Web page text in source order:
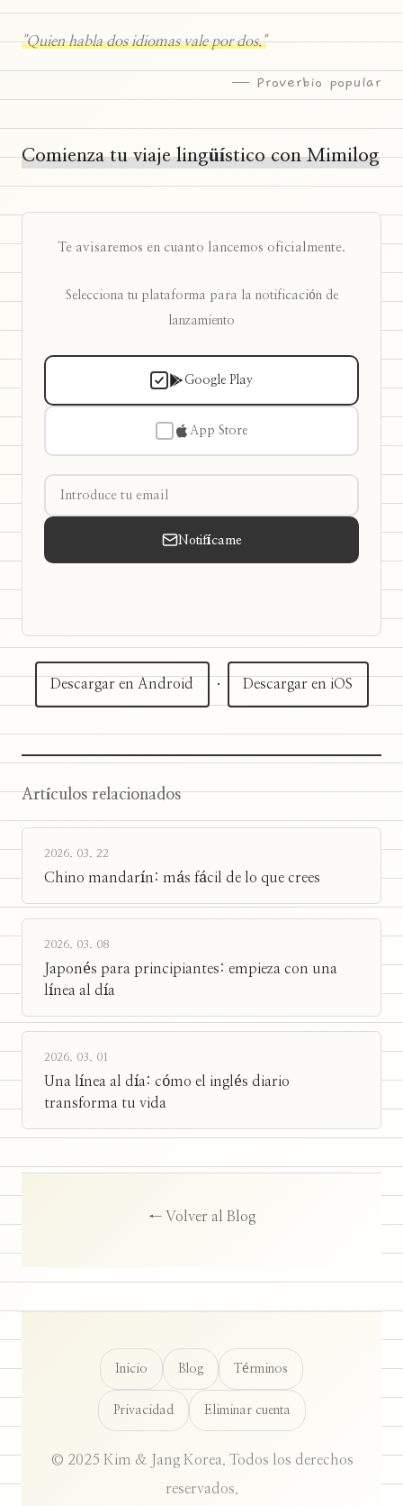
"Quien habla dos idiomas vale por dos."
— Proverbio popular
Comienza tu viaje lingüístico con Mimilog
Te avisaremos en cuanto lancemos oficialmente.
Selecciona tu plataforma para la notificación de
lanzamiento
Google Play
App Store
Notifícame
Descargar en Android · Descargar en iOS
Artículos relacionados
2026. 03. 22
Chino mandarín: más fácil de lo que crees
2026. 03. 08
Japonés para principiantes: empieza con una
línea al día
2026. 03. 01
Una línea al día: cómo el inglés diario
transforma tu vida
← Volver al Blog
Inicio Blog Términos
Privacidad Eliminar cuenta
© 2025 Kim & Jang Korea. Todos los derechos
reservados.